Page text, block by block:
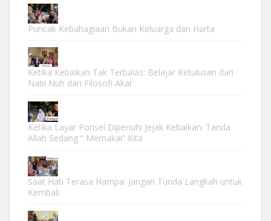
Puncak Kebahagiaan Bukan Keluarga dan Harta
Ketika Kebaikan Tak Terbalas: Belajar Ketulusan dari
Nabi Nuh dan Filosofi Akar
Ketika Layar Ponsel Dipenuhi Jejak Kebaikan: Tanda
Allah Sedang “ Memakai” Kita
Saat Hati Terasa Hampa: Jangan Tunda Langkah untuk
Kembali